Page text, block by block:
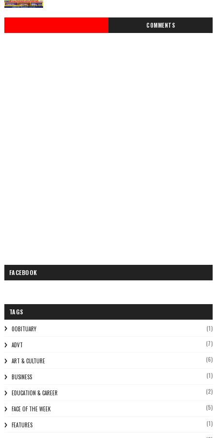
COMMENTS
FACEBOOK
TAGS
0OBITUARY (1)
ADVT (7)
ART & CULTURE (6)
BUSINESS (1)
EDUCATION & CAREER (2)
FACE OF THE WEEK (5)
FEATURES (1)